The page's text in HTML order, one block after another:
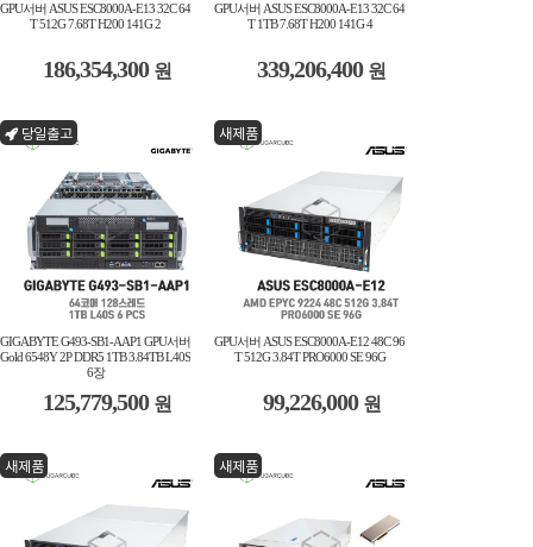
GPU서버 ASUS ESC8000A-E13 32C 64
T 512G 7.68T H200 141G 2
186,354,300 원
GPU서버 ASUS ESC8000A-E13 32C 64
T 1TB 7.68T H200 141G 4
339,206,400 원
당일출고
GIGABYTE G493-SB1-AAP1 GPU서버
Gold 6548Y 2P DDR5 1TB 3.84TB L40S
6장
125,779,500 원
새제품
GPU서버 ASUS ESC8000A-E12 48C 96
T 512G 3.84T PRO6000 SE 96G
99,226,000 원
새제품 새제품